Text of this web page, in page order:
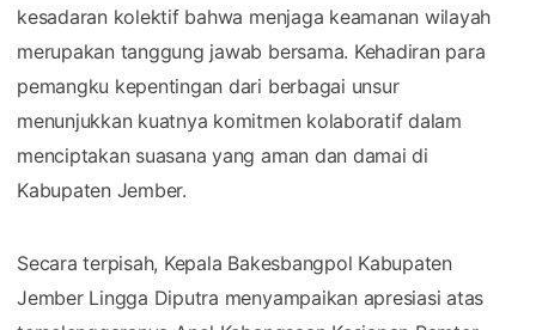
kesadaran kolektif bahwa menjaga keamanan wilayah
merupakan tanggung jawab bersama. Kehadiran para
pemangku kepentingan dari berbagai unsur
menunjukkan kuatnya komitmen kolaboratif dalam
menciptakan suasana yang aman dan damai di
Kabupaten Jember.
Secara terpisah, Kepala Bakesbangpol Kabupaten
Jember Lingga Diputra menyampaikan apresiasi atas